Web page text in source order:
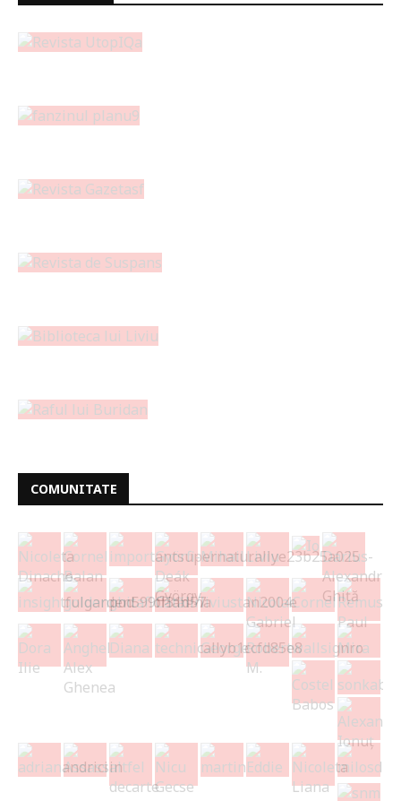
COMUNITATE